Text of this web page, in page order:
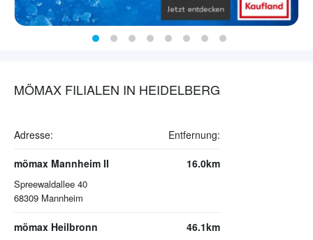
MÖMAX FILIALEN IN HEIDELBERG
Adresse: Entfernung:
mömax Mannheim II
Spreewaldallee 40
68309 Mannheim
16.0km
mömax Heilbronn 46.1km